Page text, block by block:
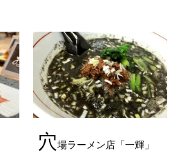
穴場ラーメン店「一輝」